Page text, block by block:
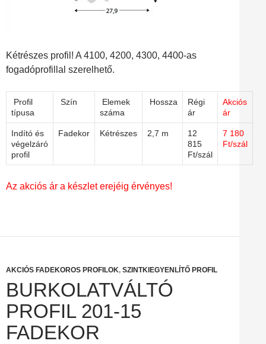
Kétrészes profil! A 4100, 4200, 4300, 4400-as
fogadóprofillal szerelhető.
Profil
típusa
Szín
Elemek
száma
Hossza
Régi
ár
Akciós
ár
Indító és
végelzáró
profil
Fadekor Kétrészes 2,7 m
12
815
Ft/szál
7 180
Ft/szál
Az akciós ár a készlet erejéig érvényes!
AKCIÓS FADEKOROS PROFILOK, SZINTKIEGYENLÍTŐ PROFIL
BURKOLATVÁLTÓ
PROFIL 201-15
FADEKOR